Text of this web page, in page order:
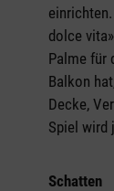
dolce
Palme für
Balkon
Decke,
Spiel wird
Schatten